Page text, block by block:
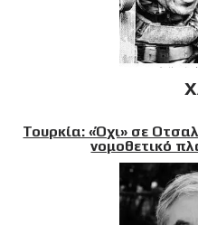
Τουρκία: «Όχι» σε
νομοθετικό